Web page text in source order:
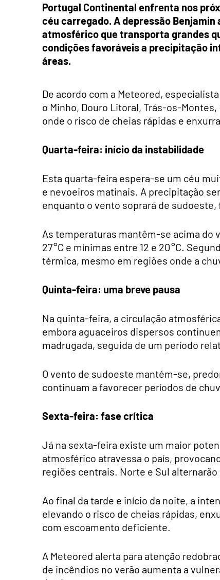
Portugal Continental enfrenta nos
céu carregado. A depressão
atmosférico que transporta grandes
condições favoráveis a precipitação
áreas.
De acordo com a Meteored,
o Minho, Douro Litoral, Trás-os-
onde o risco de cheias rápidas e
Quarta-feira: início da instabilidade
Esta quarta-feira espera-se um céu
e nevoeiros matinais. A precipitação
enquanto o vento soprará de
As temperaturas mantêm-se acima do
27 °C e mínimas entre 12 e 20 °C.
térmica, mesmo em regiões onde a
Quinta-feira: uma breve pausa
Na quinta-feira, a circulação
embora aguaceiros dispersos
madrugada, seguida de um período
O vento de sudoeste mantém-se,
continuam a favorecer períodos de
Sexta-feira: fase crítica
Já na sexta-feira existe um maior
atmosférico atravessa o país,
regiões centrais. Norte e Sul alternarão
Ao final da tarde e início da noite, a
elevando o risco de cheias rápidas,
com escoamento deficiente.
A Meteored alerta para atenção
de incêndios no verão aumenta a